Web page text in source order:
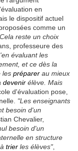
en
le dispositif actuel
comme un
reste un choix
professeure des
évaluant les
et ce dès la
les préparer au mieux
devenir élève. Mais
d'évaluation pose,
"Les enseignants
besoin d'un
Chevalier,
besoin d'un
en structure
trier les élèves",